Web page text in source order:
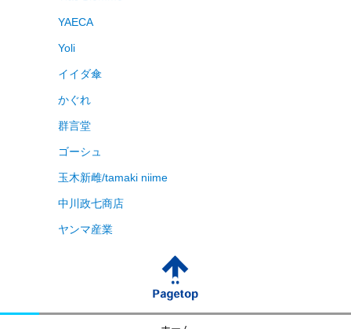
YAECA
Yoli
イイダ傘
かぐれ
群言堂
ゴーシュ
玉木新雌/tamaki niime
中川政七商店
ヤンマ産業